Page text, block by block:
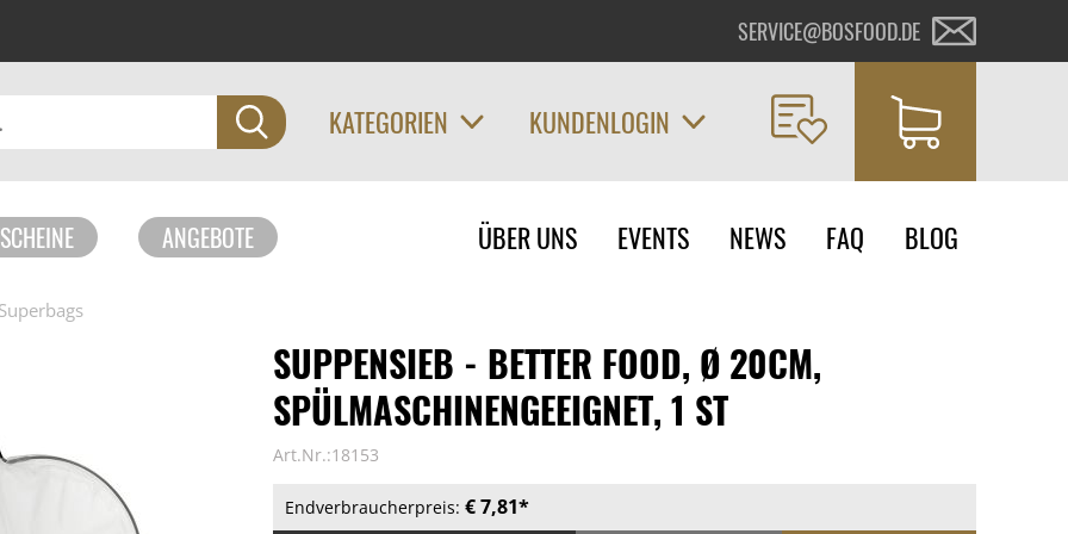
SERVICE@BOSFOOD.DE
KATEGORIEN KUNDENLOGIN
ANGEBOTE
Navigation
überspringen
ÜBER UNS EVENTS NEWS FAQ BLOG
SUPPENSIEB - BETTER FOOD, Ø 20CM,
SPÜLMASCHINENGEEIGNET, 1 ST
Art.Nr.:18153
Endverbraucherpreis: € 7,81*